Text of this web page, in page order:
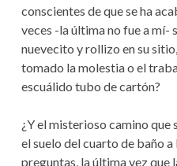
conscientes de que se ha
veces -la última no fue a mí-
nuevecito y rollizo en su
tomado la molestia o el
escuálido tubo de cartón?
¿Y el misterioso camino que
el suelo del cuarto de baño
preguntas, la última vez que